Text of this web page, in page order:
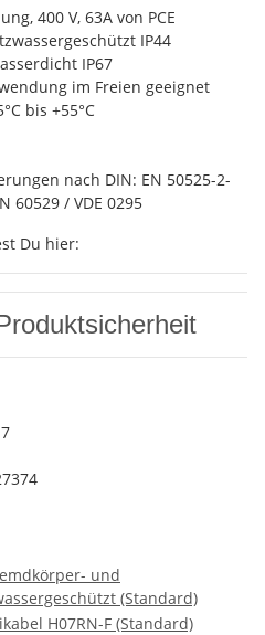
400 V, 63A von PCE
IP44
IP67
im Freien geeignet
bis +55°C
nach DIN: EN 50525-2-
60529 / VDE 0295
Du hier:
und
(Standard)
H07RN-F (Standard)